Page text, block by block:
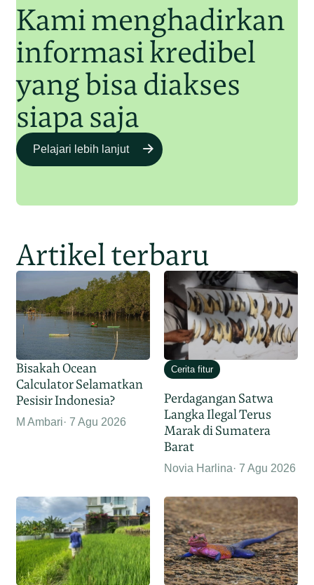
Kami menghadirkan
informasi kredibel
yang bisa diakses
siapa saja
Pelajari lebih lanjut
Artikel terbaru
Bisakah Ocean
Calculator Selamatkan
Pesisir Indonesia?
M Ambari 7 Agu 2026
Cerita fitur
Perdagangan Satwa
Langka Ilegal Terus
Marak di Sumatera
Barat
Novia Harlina 7 Agu 2026